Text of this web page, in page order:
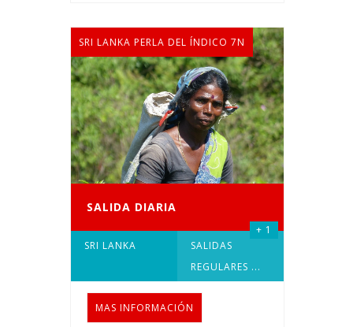
SRI LANKA PERLA DEL ÍNDICO 7N
SALIDA DIARIA
SRI LANKA
SALIDAS
REGULARES ...
+ 1
MAS INFORMACIÓN